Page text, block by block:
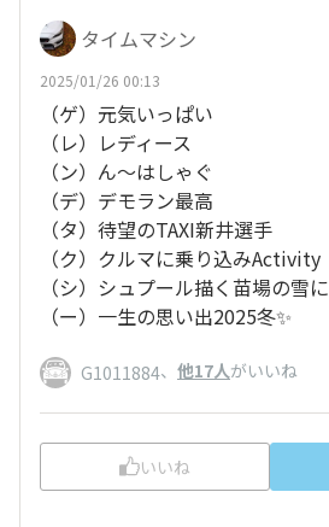
タイムマシン
2025/01/26 00:13
（ゲ）元気いっぱい
（レ）レディース
（ン）ん～はしゃぐ
（デ）デモラン最高
（タ）待望のTAXI新井選手
（ク）クルマに乗り込みActivity
（シ）シュプール描く苗場の雪に
（ー）一生の思い出2025冬✨
G1011884、 他17人がいいね
いいね